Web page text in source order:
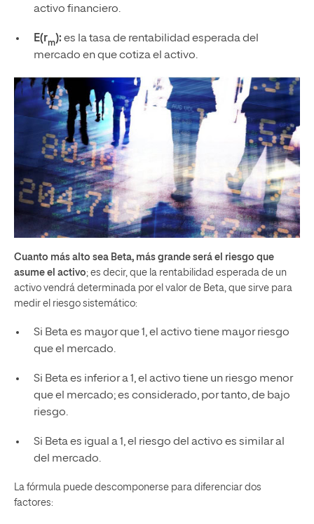
activo financiero.
E(rm): es la tasa de rentabilidad esperada del
mercado en que cotiza el activo.
Cuanto más alto sea Beta, más grande será el riesgo que
asume el activo; es decir, que la rentabilidad esperada de un
activo vendrá determinada por el valor de Beta, que sirve para
medir el riesgo sistemático:
Si Beta es mayor que 1, el activo tiene mayor riesgo
que el mercado.
Si Beta es inferior a 1, el activo tiene un riesgo menor
que el mercado; es considerado, por tanto, de bajo
riesgo.
Si Beta es igual a 1, el riesgo del activo es similar al
del mercado.
La fórmula puede descomponerse para diferenciar dos
factores: